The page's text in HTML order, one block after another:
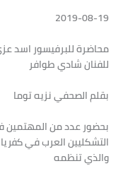
2019-08-19
محاضرة للبرفيسور اسد
للفنان شادي طوافر
بقلم الصحفي نزيه توما
بحضور عدد من المهتمين
التشكليين العرب في
والذي تنظمه